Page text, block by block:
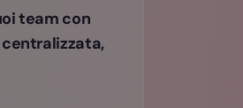
team con